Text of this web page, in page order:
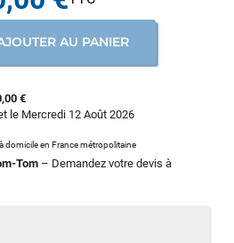
€
le Mercredi 12 Août 2026
domicile en France métropolitaine
Tom – Demandez votre devis à
AU PANIER